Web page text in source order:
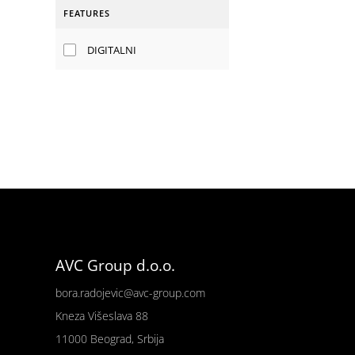
FEATURES
DIGITALNI
AVC Group d.o.o.
bora.radojevic@avc-group.com
Kneza Višeslava 88
11000 Beograd, Srbija